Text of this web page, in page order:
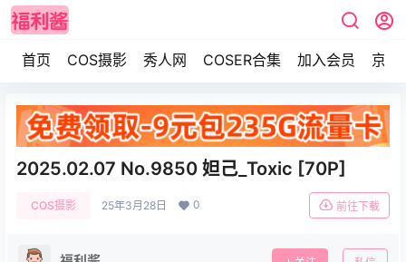
首页 COS摄影 秀人网 COSER合集 加入会员 京东
2025.02.07 No.9850 妲己_Toxic [70P]
COS摄影 25年3月28日 0 前往下载